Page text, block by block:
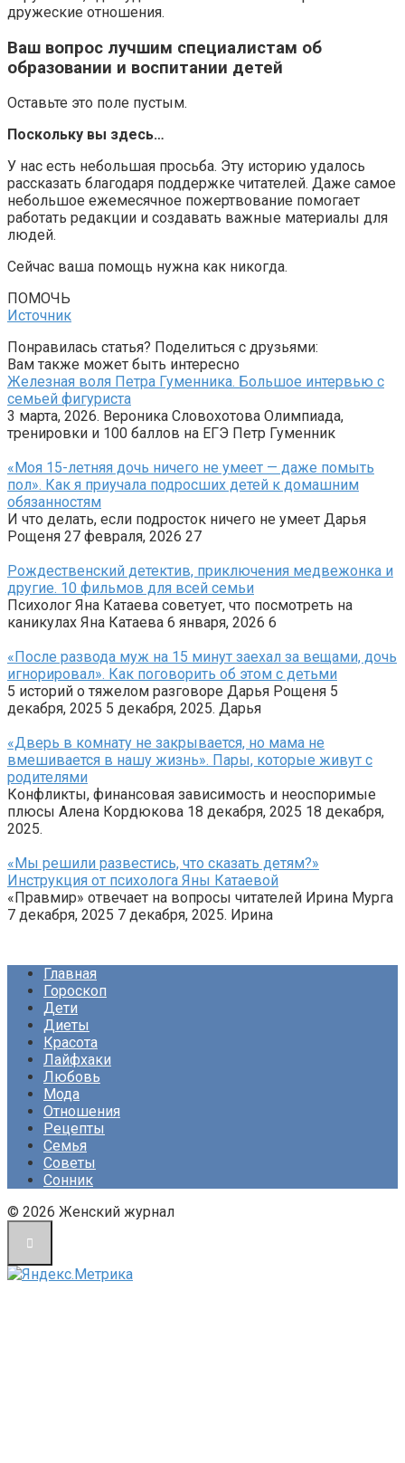
дружеские отношения.
Ваш вопрос лучшим специалистам об
образовании и воспитании детей
Оставьте это поле пустым.
Поскольку вы здесь…
У нас есть небольшая просьба. Эту историю удалось
рассказать благодаря поддержке читателей. Даже самое
небольшое ежемесячное пожертвование помогает
работать редакции и создавать важные материалы для
людей.
Сейчас ваша помощь нужна как никогда.
ПОМОЧЬ
Источник
Понравилась статья? Поделиться с друзьями:
Вам также может быть интересно
Железная воля Петра Гуменника. Большое интервью с
семьей фигуриста
3 марта, 2026. Вероника Словохотова Олимпиада,
тренировки и 100 баллов на ЕГЭ Петр Гуменник
«Моя 15-летняя дочь ничего не умеет — даже помыть
пол». Как я приучала подросших детей к домашним
обязанностям
И что делать, если подросток ничего не умеет Дарья
Рощеня 27 февраля, 2026 27
Рождественский детектив, приключения медвежонка и
другие. 10 фильмов для всей семьи
Психолог Яна Катаева советует, что посмотреть на
каникулах Яна Катаева 6 января, 2026 6
«После развода муж на 15 минут заехал за вещами, дочь
игнорировал». Как поговорить об этом с детьми
5 историй о тяжелом разговоре Дарья Рощеня 5
декабря, 2025 5 декабря, 2025. Дарья
«Дверь в комнату не закрывается, но мама не
вмешивается в нашу жизнь». Пары, которые живут с
родителями
Конфликты, финансовая зависимость и неоспоримые
плюсы Алена Кордюкова 18 декабря, 2025 18 декабря,
2025.
«Мы решили развестись, что сказать детям?»
Инструкция от психолога Яны Катаевой
«Правмир» отвечает на вопросы читателей Ирина Мурга
7 декабря, 2025 7 декабря, 2025. Ирина
Главная
Гороскоп
Дети
Диеты
Красота
Лайфхаки
Любовь
Мода
Отношения
Рецепты
Семья
Советы
Сонник
© 2026 Женский журнал